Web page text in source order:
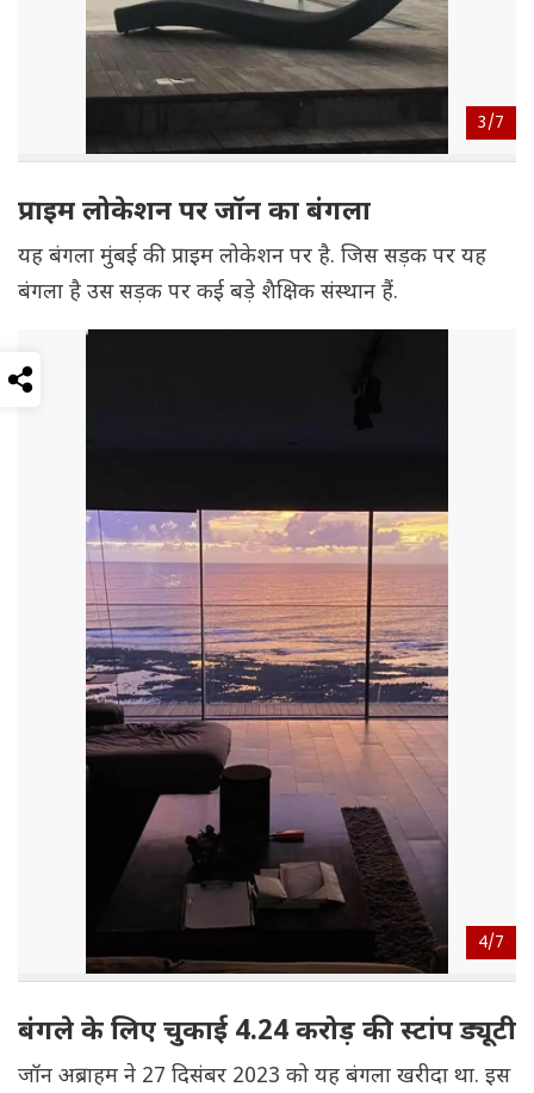
3/7
प्राइम लोकेशन पर जॉन का बंगला
यह बंगला मुंबई की प्राइम लोकेशन पर है. जिस सड़क पर यह
बंगला है उस सड़क पर कई बड़े शैक्षिक संस्थान हैं.
4/7
बंगले के लिए चुकाई 4.24 करोड़ की स्टांप ड्यूटी
जॉन अब्राहम ने 27 दिसंबर 2023 को यह बंगला खरीदा था. इस